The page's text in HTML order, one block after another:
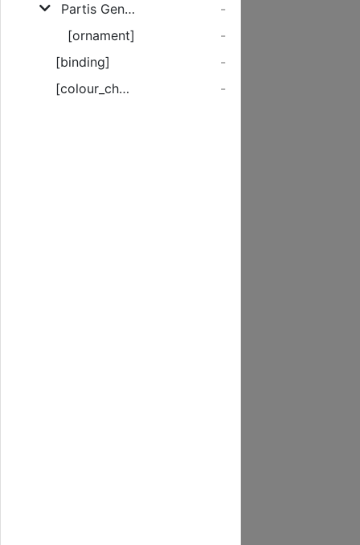
Partis Generalis Logices ...
-
[ornament]
-
[binding]
-
[colour_checker]
-